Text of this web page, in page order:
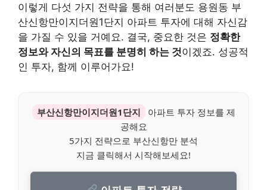
이렇게 다섯 가지 전략을 통해 여러분도 용원동 부
산신항만이지더원1단지 아파트 투자에 대해 자신감
을 가질 수 있을 거예요. 결국, 중요한 것은 정확한
정보와 자신의 목표를 분명히 하는 것이겠죠. 성공적
인 투자, 함께 이루어가요!
부산신항만이지더원1단지
아파트 투자 정보를 제
공해요
5가지 전략으로 부산신항만 분석
지금 클릭해서 시작해보세요!